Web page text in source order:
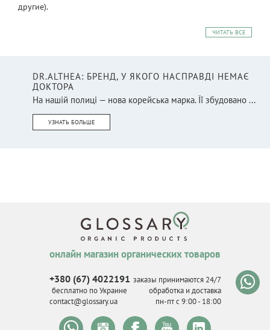
другие).
ЧИТАТЬ ВСЕ
DR.ALTHEA: БРЕНД, У ЯКОГО НАСПРАВДІ НЕМАЄ
ДОКТОРА
На нашій полиці — нова корейська марка. Її збудовано ...
УЗНАТЬ БОЛЬШЕ
онлайн магазин органических товаров
+380 (67) 4022191
бесплатно по Украине
contact@glossary.ua
заказы принимаются 24/7
обработка и доставка
пн-пт с 9:00 - 18:00